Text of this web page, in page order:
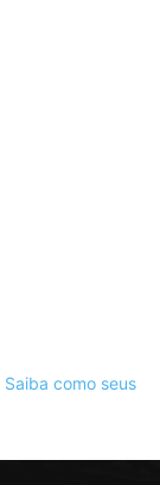
Saiba como seus